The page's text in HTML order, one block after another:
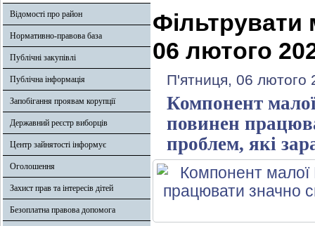
Відомості про район
Нормативно-правова база
Публічні закупівлі
Публічна інформація
Запобігання проявам корупції
Державний реєстр виборців
Центр зайнятості інформує
Оголошення
Захист прав та інтересів дітей
Безоплатна правова допомога
Фільтрувати
06 лютого
П'ятниця, 06 лютого
Компонент
повинен
проблем, які